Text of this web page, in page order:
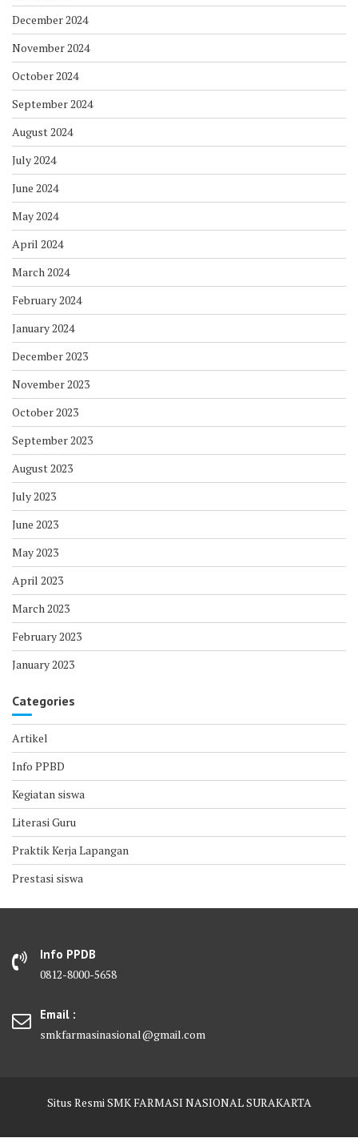
December 2024
November 2024
October 2024
September 2024
August 2024
July 2024
June 2024
May 2024
April 2024
March 2024
February 2024
January 2024
December 2023
November 2023
October 2023
September 2023
August 2023
July 2023
June 2023
May 2023
April 2023
March 2023
February 2023
January 2023
Categories
Artikel
Info PPBD
Kegiatan siswa
Literasi Guru
Praktik Kerja Lapangan
Prestasi siswa
Info PPDB
0812-8000-5658
Email :
smkfarmasinasional@gmail.com
Situs Resmi SMK FARMASI NASIONAL SURAKARTA